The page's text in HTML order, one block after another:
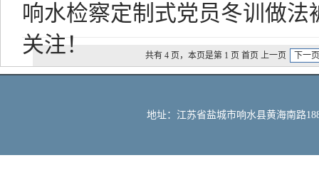
响水检察定制式党员冬训做法
关注！
共有 4 页，本页是第 1 页 首页 上一页 下一页
地址：江苏省盐城市响水县黄海南